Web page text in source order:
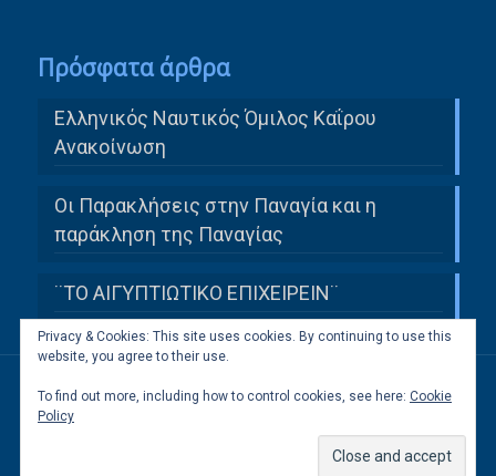
Πρόσφατα άρθρα
Ελληνικός Ναυτικός Όμιλος Καΐρου
Ανακοίνωση
Οι Παρακλήσεις στην Παναγία και η
παράκληση της Παναγίας
¨ΤΟ ΑΙΓΥΠΤΙΩΤΙΚΟ ΕΠΙΧΕΙΡΕΙΝ¨
All Rights Reserved to Ελληνική Κοινότητα
Privacy & Cookies: This site uses cookies. By continuing to use this
website, you agree to their use.
To find out more, including how to control cookies, see here: Cookie
Policy